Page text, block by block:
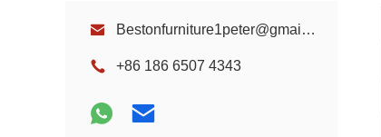
Bestonfurniture1peter@gmail.com
+86 186 6507 4343